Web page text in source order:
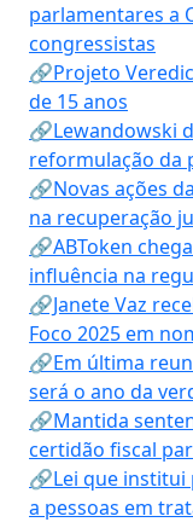
parlamentares a
congressistas
🔗Projeto
de 15 anos
🔗Lewandowski
reformulação da
🔗Novas ações
na recuperação
🔗ABToken
influência na
🔗Janete Vaz
Foco 2025 em
🔗Em última
será o ano da
🔗Mantida
certidão fiscal
🔗Lei que institui
a pessoas em